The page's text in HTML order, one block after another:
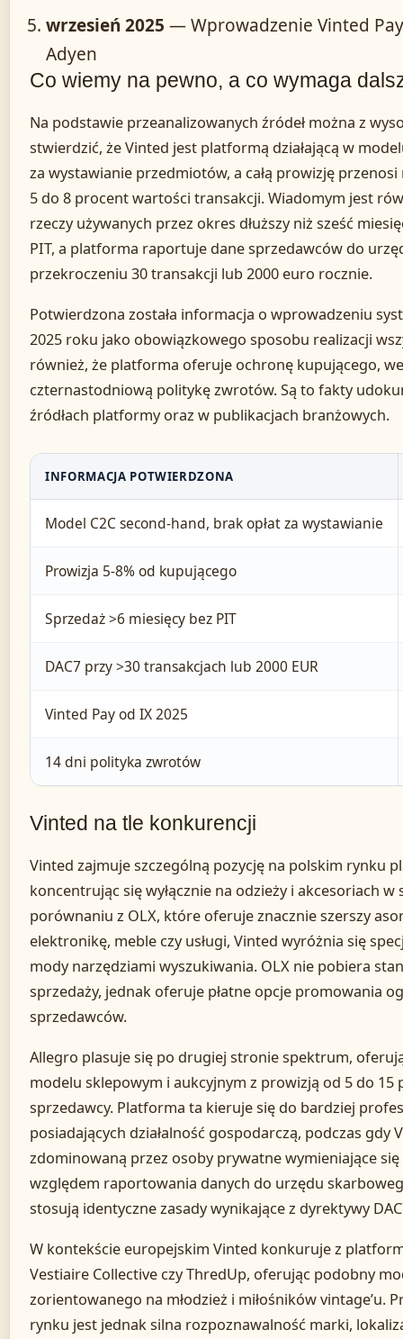
wrzesień 2025 — Wprowadzenie Vinted
Adyen
Co wiemy na pewno, a co wymaga
Na podstawie przeanalizowanych źródeł można z
stwierdzić, że Vinted jest platformą działającą w
za wystawianie przedmiotów, a całą prowizję
5 do 8 procent wartości transakcji. Wiadomym jest
rzeczy używanych przez okres dłuższy niż sześć
PIT, a platforma raportuje dane sprzedawców do
przekroczeniu 30 transakcji lub 2000 euro rocznie.
Potwierdzona została informacja o wprowadzeniu
2025 roku jako obowiązkowego sposobu realizacji
również, że platforma oferuje ochronę kupującego,
czternastodniową politykę zwrotów. Są to fakty
źródłach platformy oraz w publikacjach branżowych.
INFORMACJA POTWIERDZONA
Model C2C second-hand, brak opłat za wystawianie
Prowizja 5-8% od kupującego
Sprzedaż >6 miesięcy bez PIT
DAC7 przy >30 transakcjach lub 2000 EUR
Vinted Pay od IX 2025
14 dni polityka zwrotów
Vinted na tle konkurencji
Vinted zajmuje szczególną pozycję na polskim rynku
koncentrując się wyłącznie na odzieży i akcesoriach
porównaniu z OLX, które oferuje znacznie szerszy
elektronikę, meble czy usługi, Vinted wyróżnia się
mody narzędziami wyszukiwania. OLX nie pobiera
sprzedaży, jednak oferuje płatne opcje promowania
sprzedawców.
Allegro plasuje się po drugiej stronie spektrum,
modelu sklepowym i aukcyjnym z prowizją od 5 do
sprzedawcy. Platforma ta kieruje się do bardziej
posiadających działalność gospodarczą, podczas gdy
zdominowaną przez osoby prywatne wymieniające
względem raportowania danych do urzędu
stosują identyczne zasady wynikające z dyrektywy
W kontekście europejskim Vinted konkuruje z
Vestiaire Collective czy ThredUp, oferując podobny
zorientowanego na młodzież i miłośników vintage’u.
rynku jest jednak silna rozpoznawalność marki,